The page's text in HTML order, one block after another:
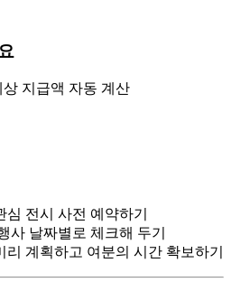
지급액 자동 계산
전시 사전 예약하기
사 날짜별로 체크해 두기
계획하고 여분의 시간 확보하기